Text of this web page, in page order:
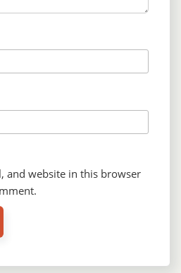
and website in this browser